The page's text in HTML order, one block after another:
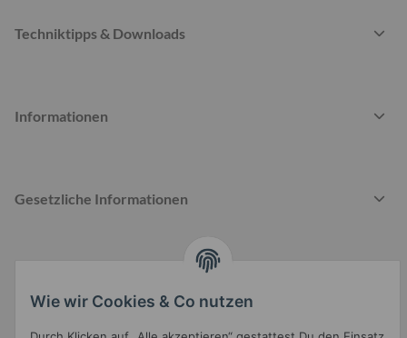
Techniktipps & Downloads
Informationen
Gesetzliche Informationen
Widerrufsbutton
Wie wir Cookies & Co nutzen